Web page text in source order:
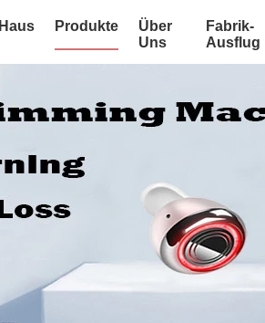
Haus Produkte
Über
Uns
Fabrik-
Ausflug